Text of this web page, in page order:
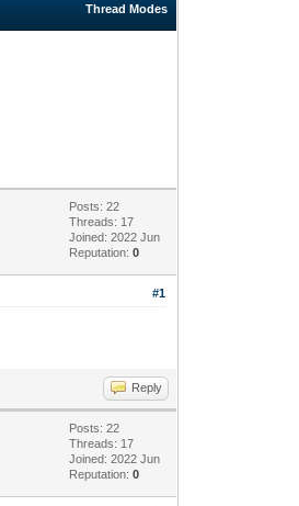
Thread Modes
Posts: 22
Threads: 17
Joined: 2022 Jun
Reputation:0
#1
Reply
Posts: 22
Threads: 17
Joined: 2022 Jun
Reputation:0